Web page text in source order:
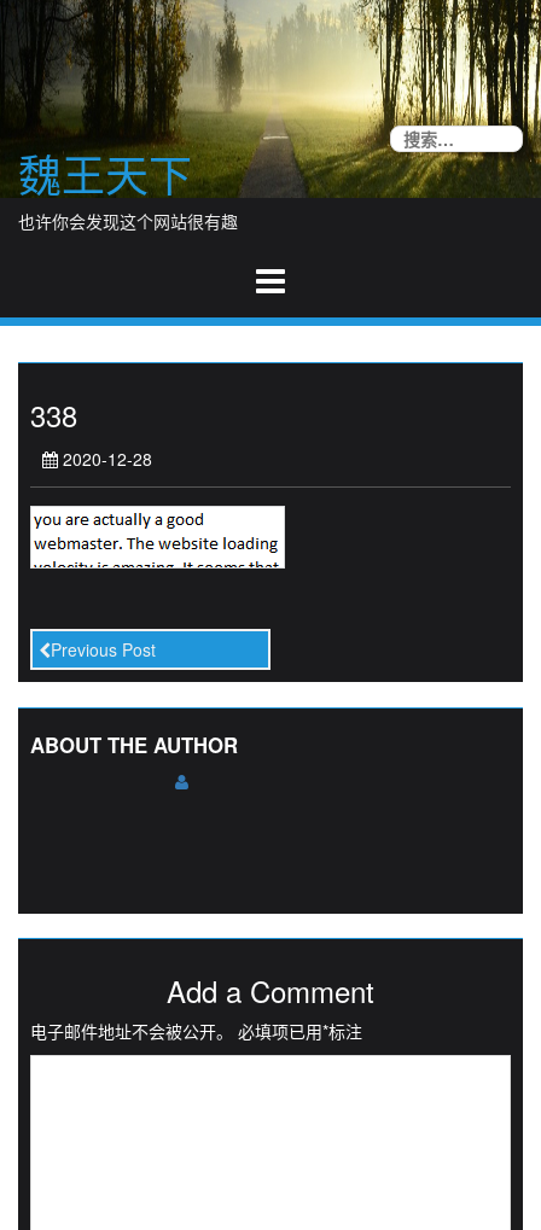
content
魏王天下
也许你会发现这个网站很有趣
搜
338
2020-12-28
Previous Post
ABOUT THE AUTHOR
Add a Comment
电子邮件地址不会被公开。 必填项已用*标注